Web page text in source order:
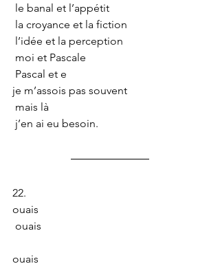
le banal et l’appétit
la croyance et la fiction
l’idée et la perception
moi et Pascale
Pascal et e
je m’assois pas souvent
mais là
j’en ai eu besoin.
22.
ouais
ouais
ouais